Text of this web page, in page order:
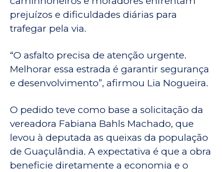
prejuízos e dificuldades diárias para
trafegar pela via.
“O asfalto precisa de atenção urgente.
Melhorar essa estrada é garantir segurança
e desenvolvimento”, afirmou Lia Nogueira.
O pedido teve como base a solicitação da
vereadora Fabiana Bahls Machado, que
levou à deputada as queixas da população
de Guaçulândia. A expectativa é que a obra
beneficie diretamente a economia e o